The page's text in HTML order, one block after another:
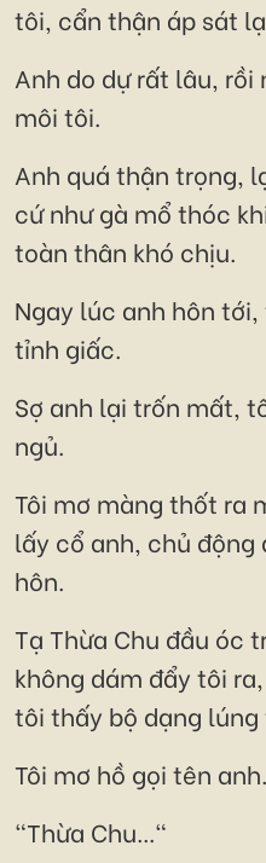
tôi, cẩn thận áp sát
Anh do dự rất lâu,
môi tôi.
Anh quá thận trọng,
cứ như gà mổ thóc
toàn thân khó chịu.
Ngay lúc anh hôn
tỉnh giấc.
Sợ anh lại trốn mất,
ngủ.
Tôi mơ màng thốt ra
lấy cổ anh, chủ động
hôn.
Tạ Thừa Chu đầu óc
không dám đẩy tôi
tôi thấy bộ dạng
Tôi mơ hồ gọi tên anh.
"Thừa Chu..."